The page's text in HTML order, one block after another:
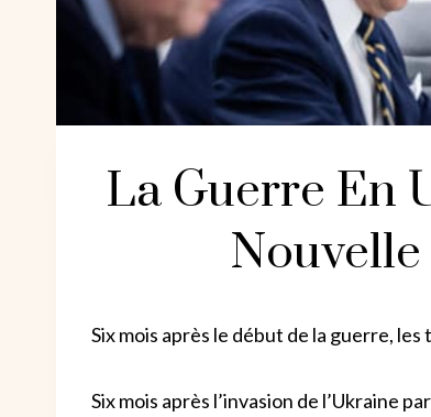
La Guerre En
Six mois après le début de la guerre,
Six mois après l’invasion de l’Ukraine